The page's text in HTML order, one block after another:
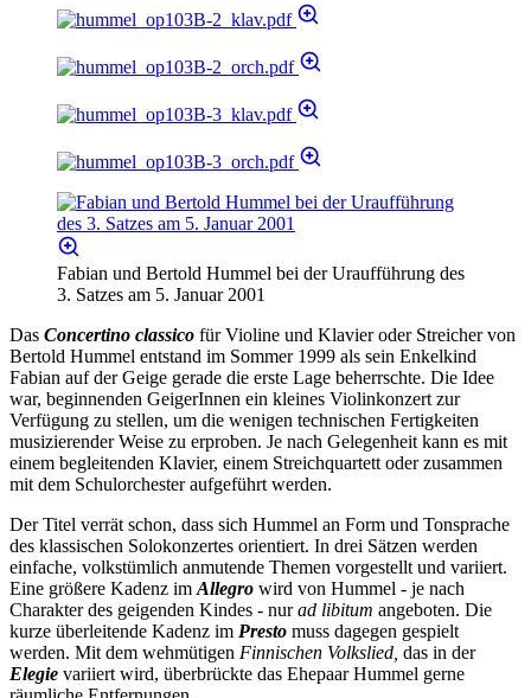
Fabian und Bertold Hummel bei der Uraufführung des
3. Satzes am 5. Januar 2001
Das Concertino classico für Violine und Klavier oder Streicher von
Bertold Hummel entstand im Sommer 1999 als sein Enkelkind
Fabian auf der Geige gerade die erste Lage beherrschte. Die Idee
war, beginnenden GeigerInnen ein kleines Violinkonzert zur
Verfügung zu stellen, um die wenigen technischen Fertigkeiten
musizierender Weise zu erproben. Je nach Gelegenheit kann es mit
einem begleitenden Klavier, einem Streichquartett oder zusammen
mit dem Schulorchester aufgeführt werden.
Der Titel verrät schon, dass sich Hummel an Form und Tonsprache
des klassischen Solokonzertes orientiert. In drei Sätzen werden
einfache, volkstümlich anmutende Themen vorgestellt und variiert.
Eine größere Kadenz im Allegro wird von Hummel - je nach
Charakter des geigenden Kindes - nurad libitum angeboten. Die
kurze überleitende Kadenz im Presto muss dagegen gespielt
werden. Mit dem wehmütigen Finnischen Volkslied, das in der
Elegie variiert wird, überbrückte das Ehepaar Hummel gerne